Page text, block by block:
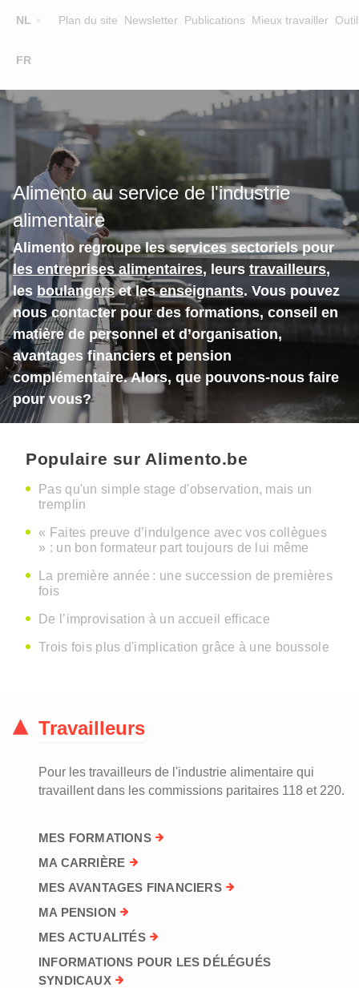
NL
FR
Plan du site Newsletter Publications Mieux travailler
Main
navigation
FORMATION
FORMATEURS
SUR ALIMENTO
EQUIPE
CONTACT
CHERCHER UNE FORMATION
Alimento au service de l'industrie
alimentaire
Alimento regroupe les services sectoriels pour
les entreprises alimentaires, leurs travailleurs,
les boulangerset lesenseignants. Vous pouvez
nous contacter pour des formations, conseil en
matière de personnel et d’organisation,
avantages financiers et pension
complémentaire. Alors, que pouvons-nous faire
pour vous?
Populaire sur Alimento.be
Pas qu'un simple stage d'observation, mais un
tremplin
« Faites preuve d’indulgence avec vos collègues
» : un bon formateur part toujours de lui même
La première année : une succession de premières
fois
De l’improvisation à un accueil efficace
Trois fois plus d'implication grâce à une boussole
Travailleurs
Pour les travailleurs de l'industrie alimentaire qui
travaillent dans les commissions paritaires 118 et 220.
MES FORMATIONS
MA CARRIÈRE
MES AVANTAGES FINANCIERS
MA PENSION
MES ACTUALITÉS
INFORMATIONS POUR LES DÉLÉGUÉS
SYNDICAUX